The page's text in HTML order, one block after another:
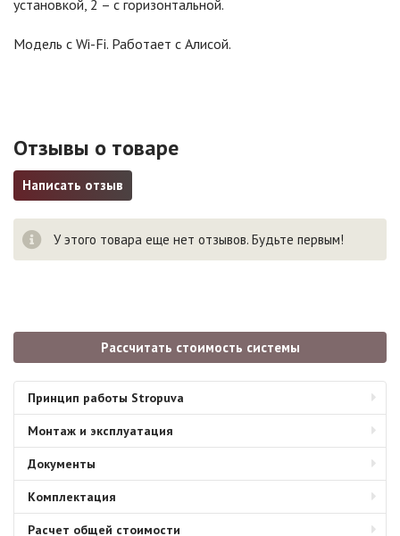
установкой, 2 – с горизонтальной.
Модель с Wi-Fi. Работает с Алисой.
Отзывы о товаре
Написать отзыв
У этого товара еще нет отзывов. Будьте первым!
Рассчитать стоимость системы
Принцип работы Stropuva
Монтаж и эксплуатация
Документы
Комплектация
Расчет общей стоимости